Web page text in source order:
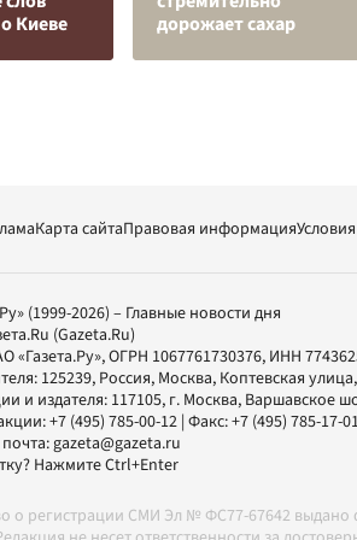
Киеве
дорожает сахар
Карта сайтаПравовая информация
(1999-2026) – Главные новости дня
(Gazeta.Ru)
«Газета.Ру», ОГРН 1067761730376, ИНН
125239, Россия, Москва, Коптевская
и издателя: 117105, г. Москва, Варшавское
+7 (495) 785-00-12 | Факс:+7 (495) 785-17-
gazeta@gazeta.ru
Нажмите Ctrl+Enter
о регистрации СМИ Эл № ФС77-67642